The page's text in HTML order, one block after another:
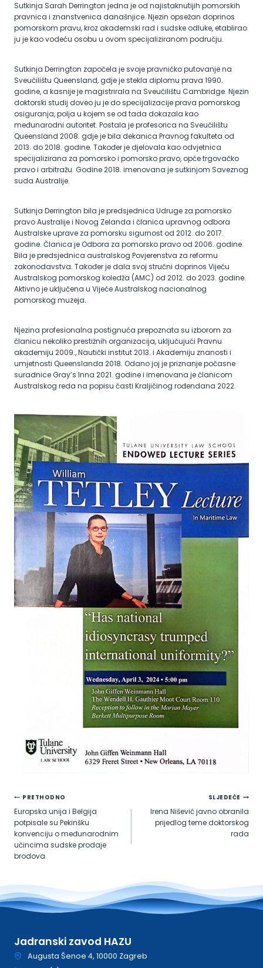
Sutkinja Sarah Derrington jedna je od najistaknutijih pomorskih
pravnica i znanstvenica današnjice. Njezin opsežan doprinos
pomorskom pravu, kroz akademski rad i sudske odluke, etablirao
ju je kao vodeću osobu u ovom specijaliziranom području.
Sutkinja Derrington započela je svoje pravničko putovanje na
Sveučilištu Queensland, gdje je stekla diplomu prava 1990.
godine, a kasnije je magistrirala na Sveučilištu Cambridge. Njezin
doktorski studij doveo ju je do specijalizacije prava pomorskog
osiguranja, polja u kojem se od tada dokazala kao
međunarodni autoritet. Postala je profesorica na Sveučilištu
Queensland 2008. gdje je bila dekanica Pravnog fakulteta od
2013. do 2018. godine. Također je djelovala kao odvjetnica
specijalizirana za pomorsko i pomorsko pravo, opće trgovačko
pravo i arbitražu. Godine 2018. imenovana je sutkinjom Saveznog
suda Australije.
Sutkinja Derrington bila je predsjednica Udruge za pomorsko
pravo Australije i Novog Zelanda i članica upravnog odbora
Australske uprave za pomorsku sigurnost od 2012. do 2017.
godine. Članica je Odbora za pomorsko pravo od 2006. godine.
Bila je predsjednica australskog Povjerenstva za reformu
zakonodavstva. Također je dala svoj stručni doprinos Vijeću
Australskog pomorskog koledža (AMC) od 2012. do 2023. godine.
Aktivno je uključena u Vijeće Australskog nacionalnog
pomorskog muzeja.
Njezina profesionalna postignuća prepoznata su izborom za
članicu nekoliko prestižnih organizacija, uključujući Pravnu
akademiju 2009., Nautički institut 2013. i Akademiju znanosti i
umjetnosti Queenslanda 2018. Odano joj je priznanje počasne
suradnice Gray’s Inna 2021. godine i imenovana je članicom
Australskog reda na popisu časti Kraljičinog rođendana 2022.
Navigacija
objava
PRETHODNO
Europska unija i Belgija
potpisale su Pekinšku
konvenciju o međunarodnim
učincima sudske prodaje
brodova
SLJEDEĆE
Irena Nišević javno obranila
prijedlog teme doktorskog
rada
Jadranski zavod HAZU
Augusta Šenoe 4, 10000 Zagreb